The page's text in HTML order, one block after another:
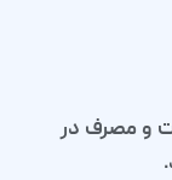
و مصرف در